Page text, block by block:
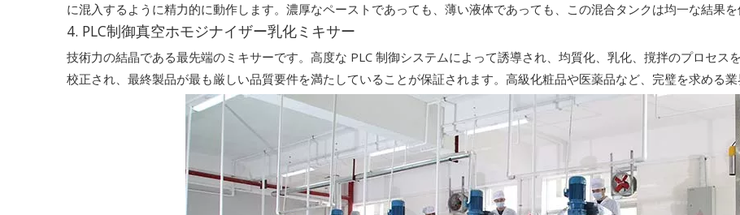
に混入するように精力的に動作します。濃厚なペーストであっても、薄い液体であっても、この混合タンクは均一な結果を
4. PLC制御真空ホモジナイザー乳化ミキサー
技術力の結晶である最先端のミキサーです。高度な PLC 制御システムによって誘導され、均質化、乳化、撹拌のプロセス
校正され、最終製品が最も厳しい品質要件を満たしていることが保証されます。高級化粧品や医薬品など、完璧を求める業